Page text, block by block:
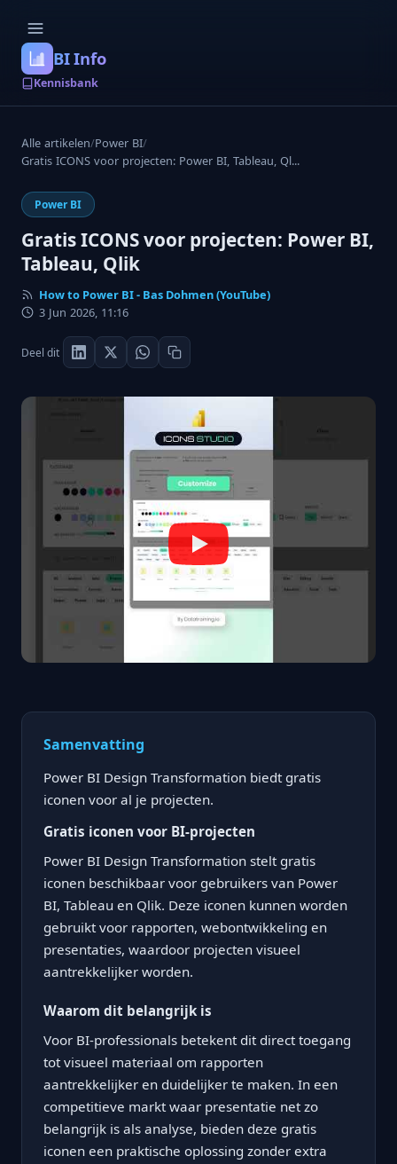
BI Info
Kennisbank
Alle artikelen/Power BI/
Gratis ICONS voor projecten: Power BI, Tableau, Ql...
Power BI
Gratis ICONS voor projecten: Power BI,
Tableau, Qlik
How to Power BI - Bas Dohmen (YouTube)
3 Jun 2026, 11:16
Deel dit
Samenvatting
Power BI Design Transformation biedt gratis
iconen voor al je projecten.
Gratis iconen voor BI-projecten
Power BI Design Transformation stelt gratis
iconen beschikbaar voor gebruikers van Power
BI, Tableau en Qlik. Deze iconen kunnen worden
gebruikt voor rapporten, webontwikkeling en
presentaties, waardoor projecten visueel
aantrekkelijker worden.
Waarom dit belangrijk is
Voor BI-professionals betekent dit direct toegang
tot visueel materiaal om rapporten
aantrekkelijker en duidelijker te maken. In een
competitieve markt waar presentatie net zo
belangrijk is als analyse, bieden deze gratis
iconen een praktische oplossing zonder extra